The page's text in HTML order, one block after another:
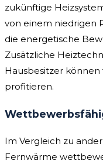
zukünftige
von einem niedrigen
die energetische
Zusätzliche
Hausbesitzer können
profitieren.
Im Vergleich zu
Fernwärme